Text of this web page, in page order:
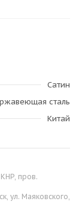
Сатин
сталь
Китай
пров.
ул. Маяковского,